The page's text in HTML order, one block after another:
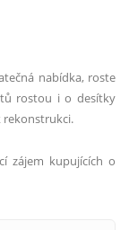
nabídka, roste
rostou i o desítky
rekonstrukci.
zájem kupujících o